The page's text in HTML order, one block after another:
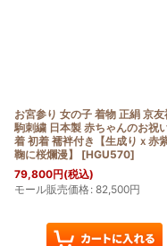
お宮参り 女の子 着物 正絹 京友
駒刺繍 日本製 赤ちゃんのお祝
着 初着 襦袢付き【生成りｘ赤紫
鞠に桜爛漫】
[HGU570]
79,800円(税込)
モール販売価格: 82,500円